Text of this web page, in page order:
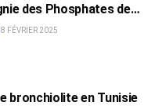
des Phosphates de
toute implication
FÉVRIER 2025
bronchiolite en Tunisie